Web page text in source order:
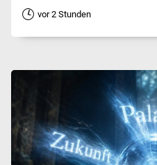
vor 2 Stunden